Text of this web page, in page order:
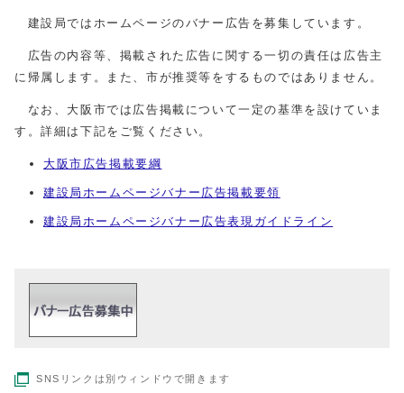
建設局ではホームページのバナー広告を募集しています。
広告の内容等、掲載された広告に関する一切の責任は広告主
に帰属します。また、市が推奨等をするものではありません。
なお、大阪市では広告掲載について一定の基準を設けていま
す。詳細は下記をご覧ください。
大阪市広告掲載要綱
建設局ホームページバナー広告掲載要領
建設局ホームページバナー広告表現ガイドライン
SNSリンクは別ウィンドウで開きます